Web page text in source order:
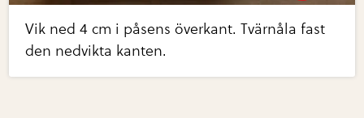
Vik ned 4 cm i påsens överkant. Tvärnåla fast
den nedvikta kanten.